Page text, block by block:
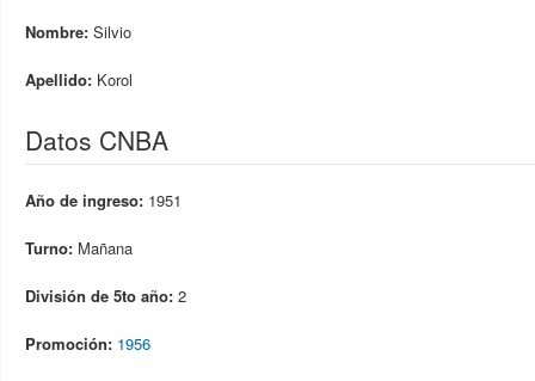
Nombre: Silvio
Apellido: Korol
Datos CNBA
Año de ingreso: 1951
Turno: Mañana
División de 5to año: 2
Promoción: 1956